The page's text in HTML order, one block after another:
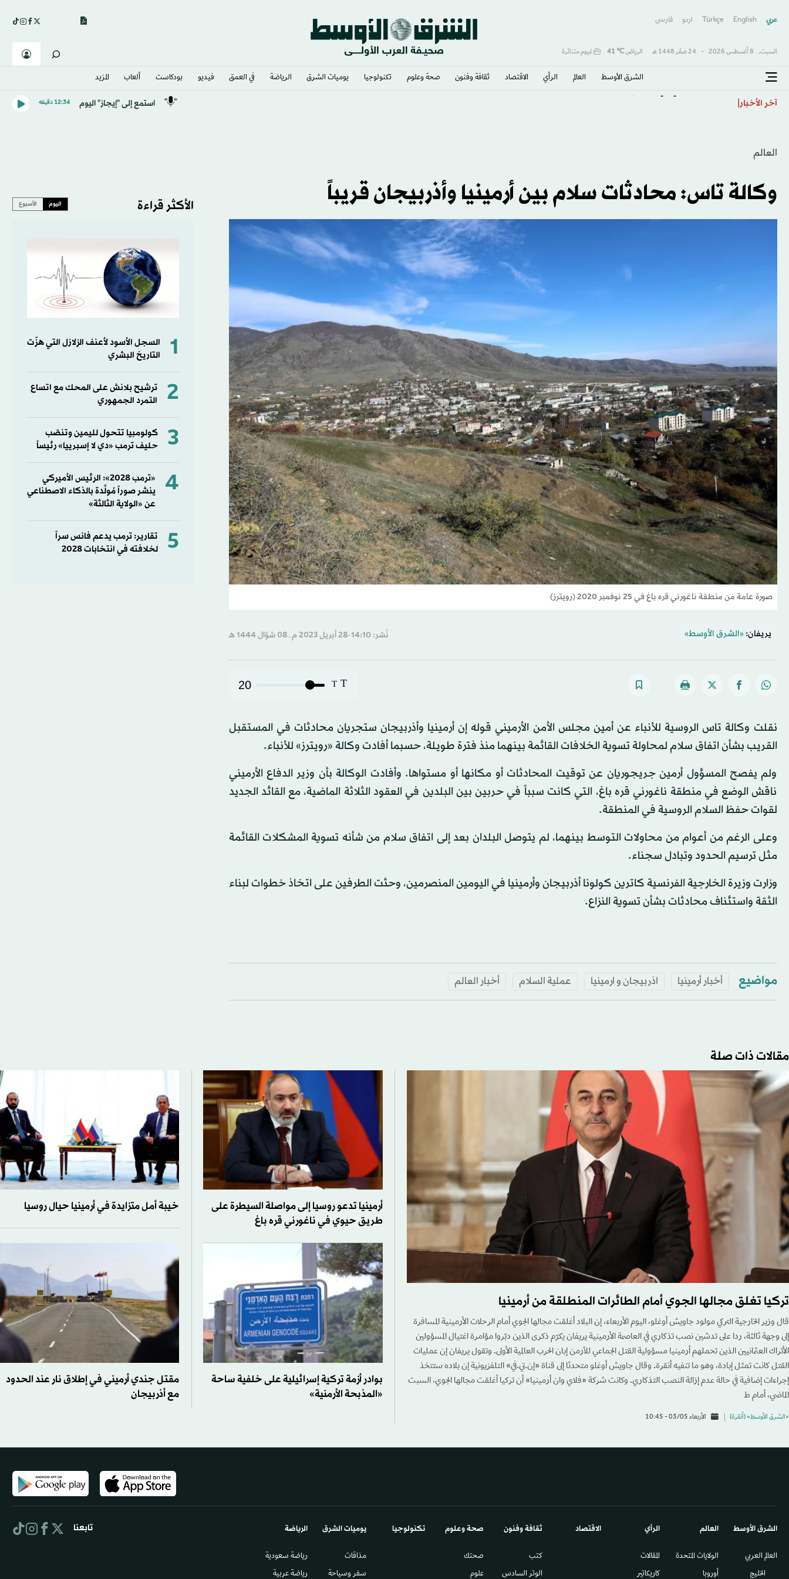
عربي English
Türkçe اردو فارسى
السبت, 8 أغسطس 2026 - 24 صفَر 1448 هـ الرياض℃
41 غيوم متناثرة
الشرق الأوسط​ العالم الرأي الاقتصاد ثقافة وفنون صحة وعلوم تكنولوجيا يوميات الشرق​ الرياضة في العمق فيديو بودكاست ألعاب المزيد
آخر الأخبار استمع إلى "إيجاز" اليوم 12:34 دقيقه
العالم
وكالة تاس: محادثات سلام بين أرمينيا وأذربيجان قريباً
صورة عامة من منطقة ناغورني قره باغ في 25 نوفمبر 2020 (رويترز)
يريفان: «الشرق الأوسط» نُشر: 14:10-28 أبريل 2023 م ـ 08 شوّال 1444 هـ
T
T
20
نقلت وكالة تاس الروسية للأنباء عن أمين مجلس الأمن الأرميني قوله إن أرمينيا وأذربيجان ستجريان محادثات في المستقبل
القريب بشأن اتفاق سلام لمحاولة تسوية الخلافات القائمة بينهما منذ فترة طويلة، حسبما أفادت وكالة «رويترز» للأنباء.
ولم يفصح المسؤول أرمين جريجوريان عن توقيت المحادثات أو مكانها أو مستواها. وأفادت الوكالة بأن وزير الدفاع الأرميني
ناقش الوضع في منطقة ناغورني قره باغ، التي كانت سبباً في حربين بين البلدين في العقود الثلاثة الماضية، مع القائد الجديد
لقوات حفظ السلام الروسية في المنطقة.
وعلى الرغم من أعوام من محاولات التوسط بينهما، لم يتوصل البلدان بعد إلى اتفاق سلام من شأنه تسوية المشكلات القائمة
مثل ترسيم الحدود وتبادل سجناء.
وزارت وزيرة الخارجية الفرنسية كاترين كولونا أذربيجان وأرمينيا في اليومين المنصرمين، وحثت الطرفين على اتخاذ خطوات لبناء
الثقة واستئناف محادثات بشأن تسوية النزاع.
مواضيع أخبار أرمينيا اذربيجان و ارمينيا عملية السلام أخبار العالم
الأكثر قراءة اليوم الأسبوع
1
السجل الأسود لأعنف الزلازل التي هزّت
التاريخ البشري
2
ترشيح بلانش على المحك مع اتساع
التمرد الجمهوري
3
كولومبيا تتحول لليمين وتنصّب
حليف ترمب «دي لا إسبرييا» رئيساً
4
«ترمب 2028»: الرئيس الأميركي
ينشر صوراً مُولَّدة بالذكاء الاصطناعي
عن «الولاية الثالثة»
5
تقارير: ترمب يدعم فانس سراً
لخلافته في انتخابات 2028
مقالات ذات صلة
تركيا تغلق مجالها الجوي أمام الطائرات المنطلقة من أرمينيا
قال وزير الخارجية التركي مولود جاويش أوغلو، اليوم الأربعاء، إن البلاد أغلقت مجالها الجوي أمام الرحلات الأرمينية المسافرة
إلى وجهة ثالثة، ردا على تدشين نصب تذكاري في العاصمة الأرمينية يريفان يكرّم ذكرى الذين دبّروا مؤامرة اغتيال المسؤولين
الأتراك العثمانيين الذين تحملهم أرمينيا مسؤولية القتل الجماعي للأرمن إبان الحرب العالمية الأولى. وتقول يريفان إن عمليات
القتل كانت تمثل إبادة، وهو ما تنفيه أنقرة. وقال جاويش أوغلو متحدثا إلى قناة «إن.تي.في» التلفزيونية إن بلاده ستتخذ
إجراءات إضافية في حالة عدم إزالة النصب التذكاري. وكانت شركة «فلاي وان أرمينيا» أن تركيا أغلقت مجالها الجوي، السبت
الماضي، أمام ط
«الشرق الأوسط» (أنقرة) الأربعاء 03/05 - 10:45
أرمينيا تدعو روسيا إلى مواصلة السيطرة على
طريق حيوي في ناغورني قره باغ
خيبة أمل متزايدة في أرمينيا حيال روسيا
بوادر أزمة تركية إسرائيلية على خلفية ساحة
«المذبحة الأرمنية»
مقتل جندي أرميني في إطلاق نار عند الحدود
مع أذربيجان
الشرق الأوسط​
العالم العربي
الخليج
العالم
الولايات المتحدة
أوروبا
الرأي
المقالات
كاريكاتير
الاقتصاد ثقافة وفنون
كتب
الوتر السادس​
صحة وعلوم
صحتك
علوم
تكنولوجيا يوميات الشرق​
مذاقات
سفر وسياحة
الرياضة
رياضة سعودية
رياضة عربية
تابعنا